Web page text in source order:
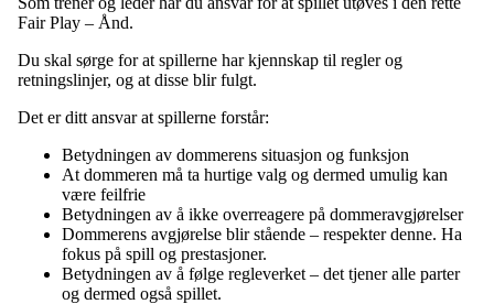
Fair Play – Ånd.
Du skal sørge for at spillerne har kjennskap til regler og
retningslinjer, og at disse blir fulgt.
Det er ditt ansvar at spillerne forstår:
Betydningen av dommerens situasjon og funksjon
At dommeren må ta hurtige valg og dermed umulig kan
være feilfrie
Betydningen av å ikke overreagere på dommeravgjørelser
Dommerens avgjørelse blir stående – respekter denne. Ha
fokus på spill og prestasjoner.
Betydningen av å følge regleverket – det tjener alle parter
og dermed også spillet.